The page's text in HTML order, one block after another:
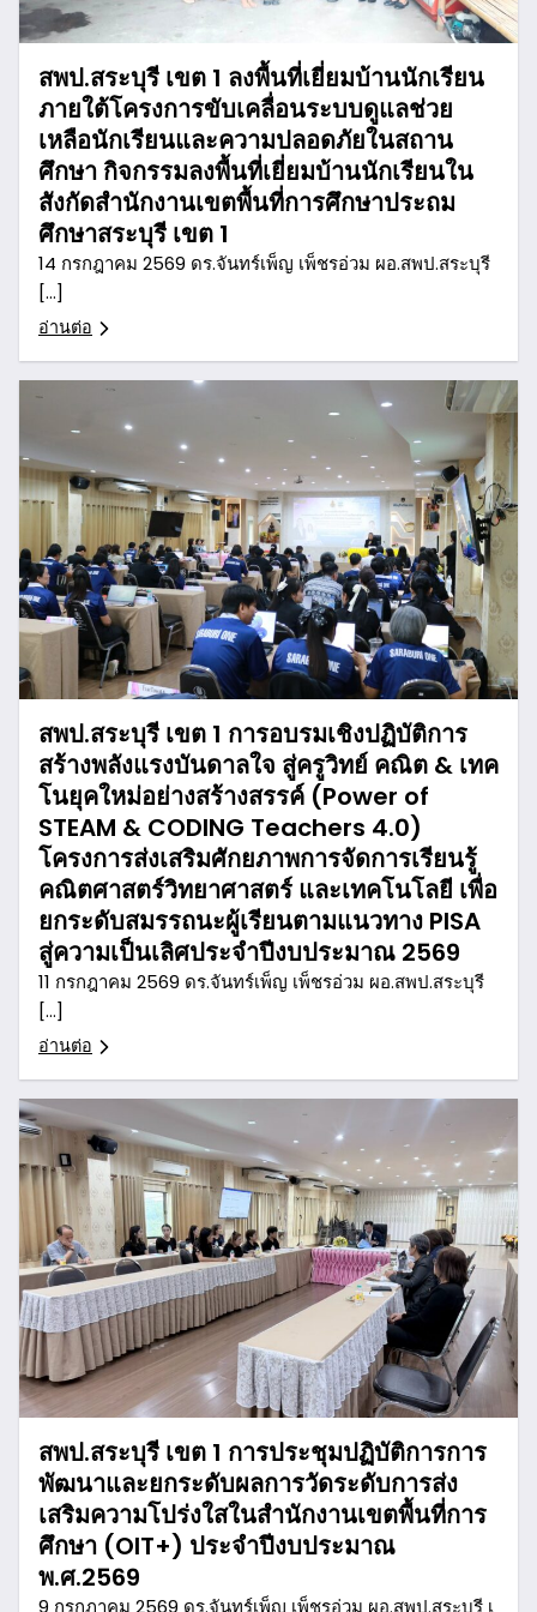
สพป.สระบุรี เขต 1 ลงพื้นที่เยี่ยมบ้านนักเรียน
ภายใต้โครงการขับเคลื่อนระบบดูแลช่วย
เหลือนักเรียนและความปลอดภัยในสถาน
ศึกษา กิจกรรมลงพื้นที่เยี่ยมบ้านนักเรียนใน
สังกัดสำนักงานเขตพื้นที่การศึกษาประถม
ศึกษาสระบุรี เขต 1
14 กรกฎาคม 2569 ดร.จันทร์เพ็ญ เพ็ชรอ่วม ผอ.สพป.สระบุรี
[…]
อ่านต่อ
สพป.สระบุรี เขต 1 การอบรมเชิงปฏิบัติการ
สร้างพลังแรงบันดาลใจ สู่ครูวิทย์ คณิต & เทค
โนยุคใหม่อย่างสร้างสรรค์ (Power of
STEAM & CODING Teachers 4.0)
โครงการส่งเสริมศักยภาพการจัดการเรียนรู้
คณิตศาสตร์วิทยาศาสตร์ และเทคโนโลยี เพื่อ
ยกระดับสมรรถนะผู้เรียนตามแนวทาง PISA
สู่ความเป็นเลิศประจำปีงบประมาณ 2569
11 กรกฎาคม 2569 ดร.จันทร์เพ็ญ เพ็ชรอ่วม ผอ.สพป.สระบุรี
[…]
อ่านต่อ
สพป.สระบุรี เขต 1 การประชุมปฏิบัติการการ
พัฒนาและยกระดับผลการวัดระดับการส่ง
เสริมความโปร่งใสในสำนักงานเขตพื้นที่การ
ศึกษา (OIT+) ประจำปีงบประมาณ
พ.ศ.2569
9 กรกฎาคม 2569 ดร.จันทร์เพ็ญ เพ็ชรอ่วม ผอ.สพป.สระบุรี เ